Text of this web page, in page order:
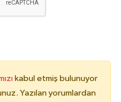
kabul etmiş bulunuyor
Yazılan yorumlardan